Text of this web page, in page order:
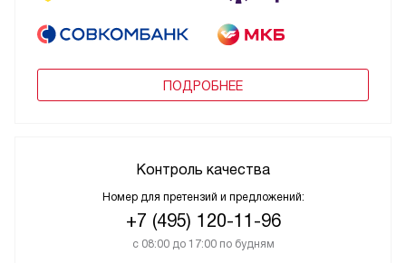
ПОДРОБНЕЕ
Контроль качества
Номер для претензий и предложений:
+7 (495) 120-11-96
с 08:00 до 17:00 по будням